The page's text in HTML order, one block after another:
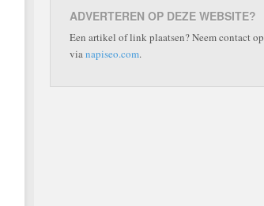
ADVERTEREN OP DEZE WEBSITE?
Een artikel of link plaatsen? Neem contact op
vianapiseo.com.